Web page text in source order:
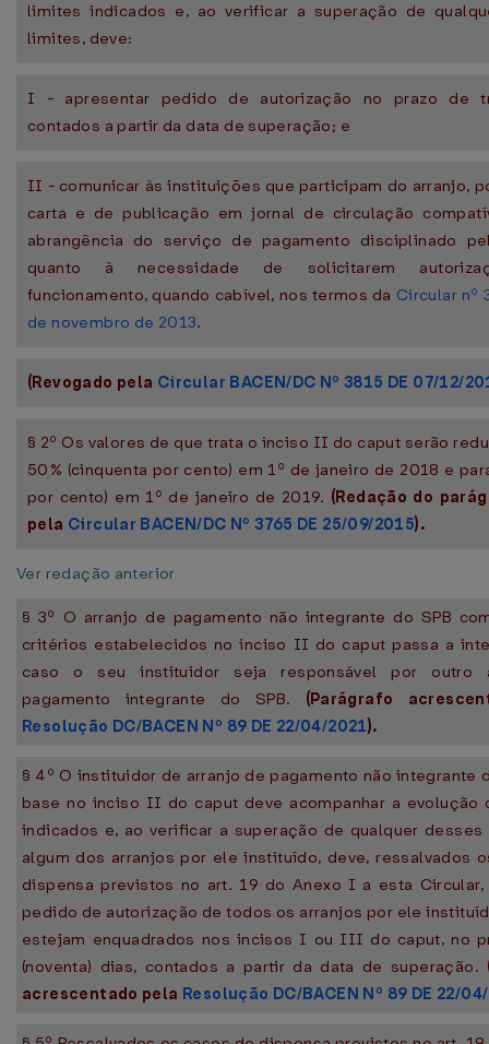
limites indicados e, ao verificar a superação de
limites, deve:
I - apresentar pedido de autorização no prazo de
contados a partir da data de superação; e
II - comunicar às instituições que participam do arranjo,
carta e de publicação em jornal de circulação
abrangência do serviço de pagamento disciplinado
quanto à necessidade de solicitarem
funcionamento, quando cabível, nos termos da Circular nº
de novembro de 2013.
(Revogado pela Circular BACEN/DC Nº 3815 DE 07/12/
§ 2º Os valores de que trata o inciso II do caput serão
50% (cinquenta por cento) em 1º de janeiro de 2018 e
por cento) em 1º de janeiro de 2019. (Redação do
pela Circular BACEN/DC Nº 3765 DE 25/09/2015).
Ver redação anterior
§ 3º O arranjo de pagamento não integrante do SPB
critérios estabelecidos no inciso II do caput passa a
caso o seu instituidor seja responsável por outro
pagamento integrante do SPB. (Parágrafo
Resolução DC/BACEN Nº 89 DE 22/04/2021).
§ 4º O instituidor de arranjo de pagamento não integrante
base no inciso II do caput deve acompanhar a evolução
indicados e, ao verificar a superação de qualquer
algum dos arranjos por ele instituído, deve, ressalvados
dispensa previstos no art. 19 do Anexo I a esta Circular,
pedido de autorização de todos os arranjos por ele
estejam enquadrados nos incisos I ou III do caput, no
(noventa) dias, contados a partir da data de superação.
acrescentado pela Resolução DC/BACEN Nº 89 DE 22/